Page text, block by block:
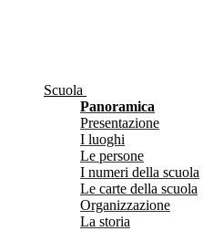
Scuola
Panoramica
Presentazione
I luoghi
Le persone
I numeri della scuola
Le carte della scuola
Organizzazione
La storia